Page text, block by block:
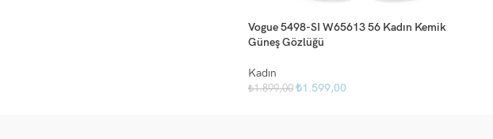
Vogue 5498-SI W65613 56 Kadın Kemik
Güneş Gözlüğü
Kadın
₺1.899,00 ₺1.599,00